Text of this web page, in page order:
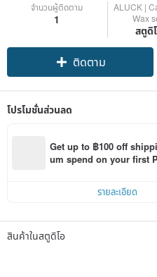
จำนวนผู้ติดตาม
1
ALUCK |
Wax
สตูดิ
ติดตาม
โปรโมชั่นส่วนลด
Get up to ฿100 off
um spend on your first
รายละเอียด
สินค้าในสตูดิโอ